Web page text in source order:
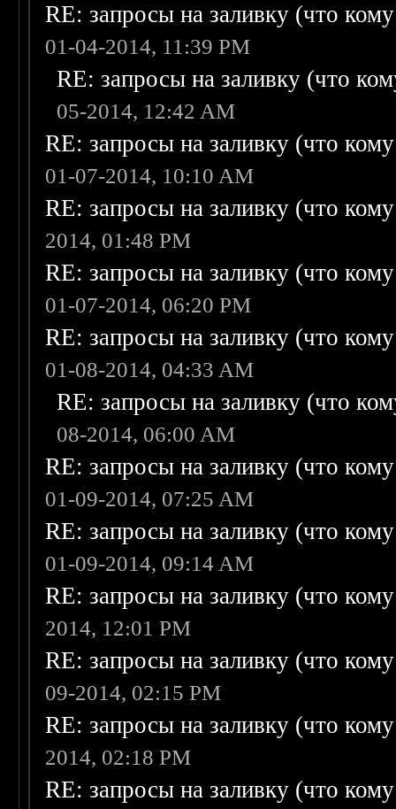
RE: запросы на заливку (что
01-04-2014, 11:39 PM
RE: запросы на заливку (что
05-2014, 12:42 AM
RE: запросы на заливку (что
01-07-2014, 10:10 AM
RE: запросы на заливку (что
2014, 01:48 PM
RE: запросы на заливку (что
01-07-2014, 06:20 PM
RE: запросы на заливку (что
01-08-2014, 04:33 AM
RE: запросы на заливку (что
08-2014, 06:00 AM
RE: запросы на заливку (что
01-09-2014, 07:25 AM
RE: запросы на заливку (что
01-09-2014, 09:14 AM
RE: запросы на заливку (что
2014, 12:01 PM
RE: запросы на заливку (что
09-2014, 02:15 PM
RE: запросы на заливку (что
2014, 02:18 PM
RE: запросы на заливку (что